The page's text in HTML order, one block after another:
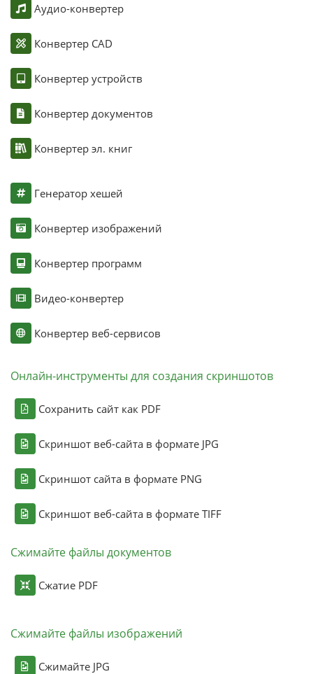
Аудио-конвертер
Конвертер CAD
Конвертер устройств
Конвертер документов
Конвертер эл. книг
Генератор хешей
Конвертер изображений
Конвертер программ
Видео-конвертер
Конвертер веб-сервисов
Онлайн-инструменты для создания скриншотов
Сохранить сайт как PDF
Скриншот веб-сайта в формате JPG
Скриншот сайта в формате PNG
Скриншот веб-сайта в формате TIFF
Сжимайте файлы документов
Сжатие PDF
Сжимайте файлы изображений
Сжимайте JPG